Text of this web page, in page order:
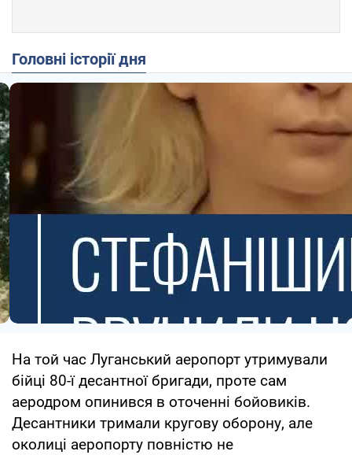
Головні історії дня
На той час Луганський аеропорт утримували
бійці 80-ї десантної бригади, проте сам
аеродром опинився в оточенні бойовиків.
Десантники тримали кругову оборону, але
околиці аеропорту повністю не